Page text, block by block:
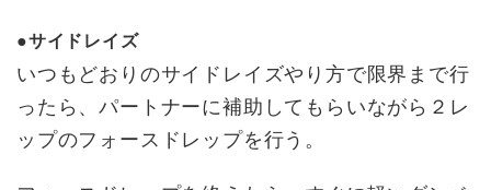
●サイドレイズ
いつもどおりのサイドレイズやり方で限界まで行
ったら、パートナーに補助してもらいながら２レ
ップのフォースドレップを行う。